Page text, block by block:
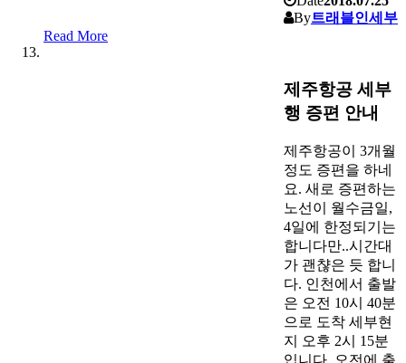
By트래블인세부
Read More
제주항공 세부
행 증편 안내
제주항공이 3개월
정도 증편을 하네
요. 새로 증편하는
노선이 월수금일,
4일에 한정되기는
합니다만..시간대
가 괜챦은 듯 합니
다. 인천에서 출발
은 오전 10시 40분
으로 도착 세부현
지 오후 2시 15분
입니다. 오전에 출